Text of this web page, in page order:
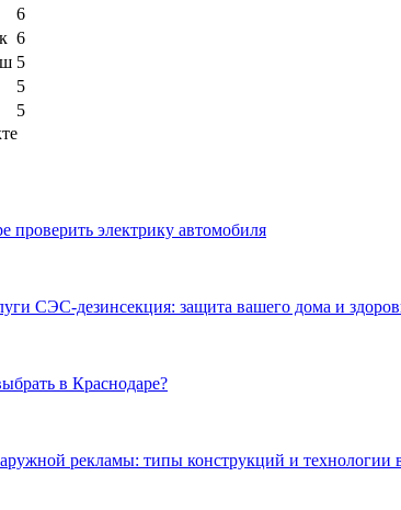
6
6
5
5
5
проверить электрику автомобиля
СЭС-дезинсекция: защита вашего дома и
в Краснодаре?
рекламы: типы конструкций и технологии